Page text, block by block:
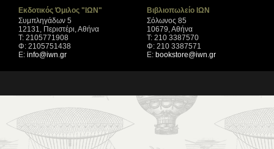
Εκδοτικός Όμιλος "ΙΩΝ"
Συμπληγάδων 5
12131, Περιστέρι, Αθήνα
Τ: 2105771908
Φ: 2105751438
Ε: info@iwn.gr
Βιβλιοπωλείο ΙΩΝ
Σόλωνος 85
10679, Αθήνα
Τ: 210 3387570
Φ: 210 3387571
Ε: bookstore@iwn.gr